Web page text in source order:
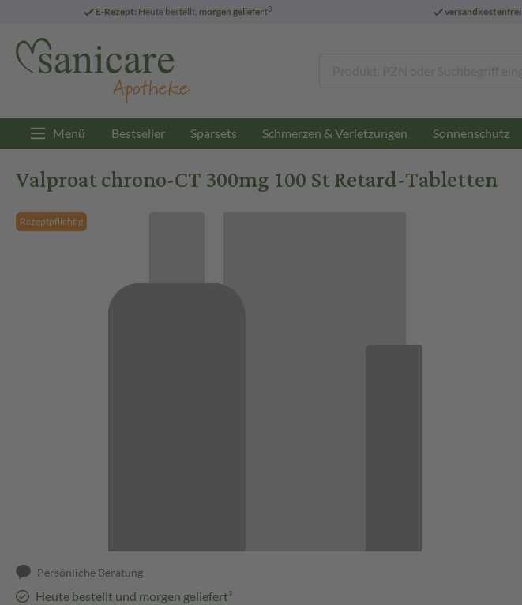
E-Rezept: Heute bestellt, morgen geliefert3 versandkostenfrei
Menü Bestseller Sparsets Schmerzen & Verletzungen Sonnenschutz
Valproat chrono-CT 300mg 100 St Retard-Tabletten
Rezeptpflichtig
Persönliche Beratung
Heute bestellt und morgen geliefert³